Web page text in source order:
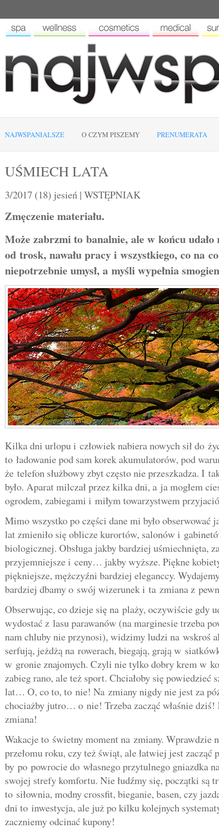
NAJWSPANIALSZE O CZYM PISZEMY PRENUMERATA
UŚMIECH LATA
3/2017 (18) jesień | WSTĘPNIAK
Zmęczenie materiału.
Może zabrzmi to banalnie, ale w końcu udało
od trosk, nawału pracy i wszystkiego, co na
niepotrzebnie umysł, a myśli wypełnia
Kilka dni urlopu i człowiek nabiera nowych sił do
to ładowanie pod sam korek akumulatorów, pod
że telefon służbowy zbyt często nie przeszkadza. I
było. Aparat milczał przez kilka dni, a ja mogłem
ogrodem, zabiegami i miłym towarzystwem
Mimo wszystko po części dane mi było obserwować
lat zmieniło się oblicze kurortów, salonów i
biologicznej. Obsługa jakby bardziej uśmiechnięta,
przyjemniejsze i ceny… jakby wyższe. Piękne
piękniejsze, mężczyźni bardziej eleganccy.
bardziej dbamy o swój wizerunek i ta zmiana z
Obserwując, co dzieje się na plaży, oczywiście gdy
wydostać z lasu parawanów (na marginesie trzeba
nam chluby nie przynosi), widzimy ludzi na wskroś
serfują, jeżdżą na rowerach, biegają, grają w
w gronie znajomych. Czyli nie tylko dobry krem w
zabieg rano, ale też sport. Chciałoby się powiedzieć
lat… O, co to, to nie! Na zmiany nigdy nie jest za
chociażby jutro… o nie! Trzeba zacząć właśnie dziś!
zmiana!
Wakacje to świetny moment na zmiany. Wprawdzie
przełomu roku, czy też świąt, ale łatwiej jest zacząć
by po powrocie do własnego przytulnego gniazdka
swojej strefy komfortu. Nie łudźmy się, początki są
to siłownia, modny crossfit, bieganie, basen, czy
dni to inwestycja, ale już po kilku kolejnych
zaczniemy odcinać kupony!